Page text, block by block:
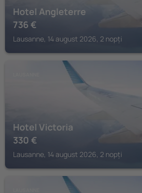
Hotel Angleterre
736 €
Lausanne, 14 august 2026, 2 nopți
Hotel Victoria
330 €
Lausanne, 14 august 2026, 2 nopți